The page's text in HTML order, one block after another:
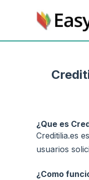
¿Que es
Creditilia.es
usuarios
¿Como